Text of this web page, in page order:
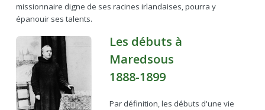
missionnaire digne de ses racines irlandaises, pourra y
épanouir ses talents.
Les débuts à
Maredsous
1888-1899
Par définition, les débuts d'une vie